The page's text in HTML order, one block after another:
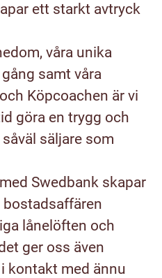
ett starkt avtryck
våra unika
samt våra
Köpcoachen är vi
göra en trygg och
säljare som
Swedbank skapar
lånelöften och
ger oss även
kontakt med ännu